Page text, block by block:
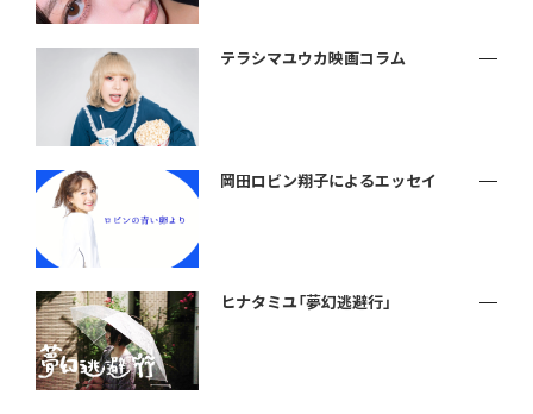
テラシマユウカ映画コラム
岡田ロビン翔子によるエッセイ
ヒナタミユ「夢幻逃避行」